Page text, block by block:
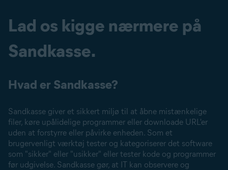
Lad os kigge nærmere på
Sandkasse.
Hvad er Sandkasse?
Sandkasse giver et sikkert miljø til at åbne mistænkelige
filer, køre upålidelige programmer eller downloade URL'er
uden at forstyrre eller påvirke enheden. Som et
brugervenligt værktøj tester og kategoriserer det software
som "sikker" eller "usikker" eller tester kode og programmer
før udgivelse. Sandkasse gør, at IT kan observere og